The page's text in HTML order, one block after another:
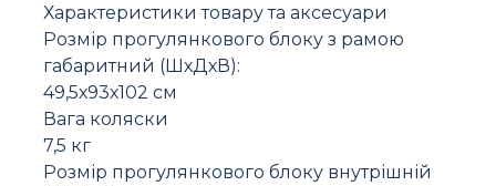
Характеристики товару та аксесуари
Розмір прогулянкового блоку з рамою
габаритний (ШхДхВ):
49,5х93х102 см
Вага коляски
7,5 кг
Розмір прогулянкового блоку внутрішній